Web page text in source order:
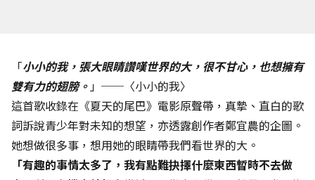
「小小的我，張大眼睛讚嘆世界的大，很不甘心，也想擁有
雙有力的翅膀。」──〈小小的我〉
這首歌收錄在《夏天的尾巴》電影原聲帶，真摯、直白的歌
詞訴說青少年對未知的想望，亦透露創作者鄭宜農的企圖。
她想做很多事，想用她的眼睛帶我們看世界的大。
「有趣的事情太多了，我有點難抉擇什麼東西暫時不去做